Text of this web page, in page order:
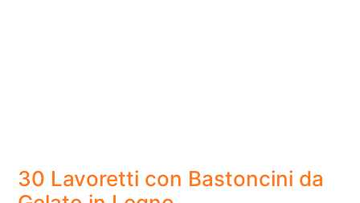
30 Lavoretti con Bastoncini da